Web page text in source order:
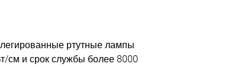
ртутные лампы
см и срок службы более 8000